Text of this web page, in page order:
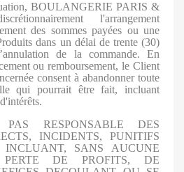
BOULANGERIE PARIS &
l'arrangement
des sommes payées ou une
dans un délai de trente (30)
de la commande. En
ou remboursement, le Client
consent à abandonner toute
qui pourrait être fait, incluant
RESPONSABLE DES
INCIDENTS, PUNITIFS
INCLUANT, SANS AUCUNE
DE PROFITS, DE